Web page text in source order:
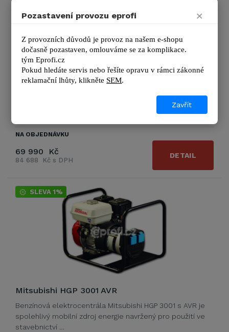
Mitsubishi VGP 11001 AVR
AVR je výkonný mobilní zdroj energie, ideální pro stavební
a …
Výrobce
Mitsubishi
NA OBJEDNÁVKU
69 990 Kč
84 688 Kč s DPH
DETAIL
SLEVA 1%
Mitsubishi HGP 3001 AVR
Benzínová elektrocentrála Mitsubishi HGP 3001 s AVR je
spolehlivý mobilní zdroj energie navržený pro použití ve
stavebnictví …
Pozastavení provozu eprofi ×
Z provozních důvodů je provoz na našem e-shopu
dočasně pozastaven, omlouváme se za komplikace.
tým Eprofi.cz
Pokud hledáte servis nebo řešíte opravu v rámci zákonné
reklamační lhůty, klikněte SEM.
Zavřít